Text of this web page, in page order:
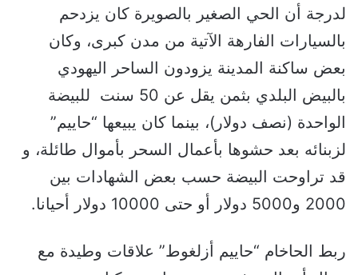
لدرجة أن الحي الصغير بالصويرة كان يزدحم
بالسيارات الفارهة الآتية من مدن كبرى، وكان
بعض ساكنة المدينة يزودون الساحر اليهودي
بالبيض البلدي بثمن يقل عن 50 سنت للبيضة
الواحدة (نصف دولار)، بينما كان يبيعها “حاييم”
لزبنائه بعد حشوها بأعمال السحر بأموال طائلة، و
قد تراوحت البيضة حسب بعض الشهادات بين
2000 و5000 دولار أو حتى 10000 دولار أحيانا.
ربط الحاخام “حاييم أزلغوط” علاقات وطيدة مع